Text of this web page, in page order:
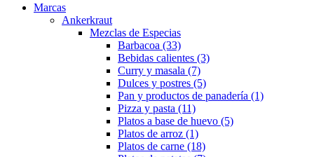
Marcas
Ankerkraut
Mezclas de Especias
Barbacoa (33)
Bebidas calientes (3)
Curry y masala (7)
Dulces y postres (5)
Pan y productos de panadería (1)
Pizza y pasta (11)
Platos a base de huevo (5)
Platos de arroz (1)
Platos de carne (18)